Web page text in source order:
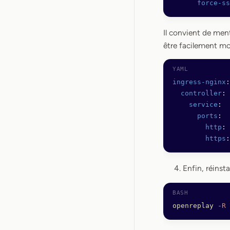
force-
Il convient de
être facilement
ingress-nginx
  controller
:
    service
:
      ports
:
        http
:
        https
Enfin,
openreplay -R